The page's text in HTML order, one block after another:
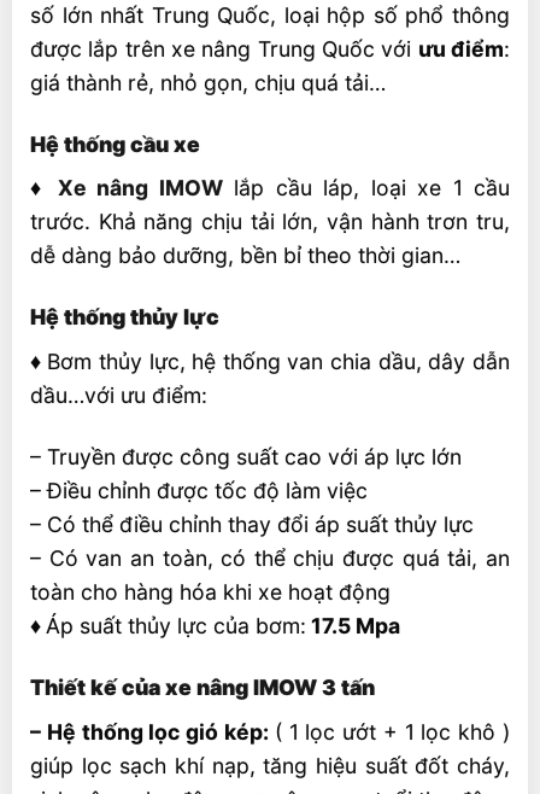
số lớn nhất Trung Quốc, loại hộp số phổ thông
được lắp trên xe nâng Trung Quốc với ưu điểm:
giá thành rẻ, nhỏ gọn, chịu quá tải…
Hệ thống cầu xe
♦ Xe nâng IMOW lắp cầu láp, loại xe 1 cầu
trước. Khả năng chịu tải lớn, vận hành trơn tru,
dễ dàng bảo dưỡng, bền bỉ theo thời gian…
Hệ thống thủy lực
♦ Bơm thủy lực, hệ thống van chia dầu, dây dẫn
dầu…với ưu điểm:
– Truyền được công suất cao với áp lực lớn
– Điều chỉnh được tốc độ làm việc
– Có thể điều chỉnh thay đổi áp suất thủy lực
– Có van an toàn, có thể chịu được quá tải, an
toàn cho hàng hóa khi xe hoạt động
♦Áp suất thủy lực của bơm: 17.5 Mpa
Thiết kế của xe nâng IMOW 3 tấn
– Hệ thống lọc gió kép: ( 1 lọc ướt + 1 lọc khô )
giúp lọc sạch khí nạp, tăng hiệu suất đốt cháy,